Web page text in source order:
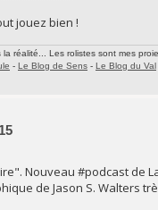
jouez bien !
réalité... Les rolistes sont mes
- Le Blog de Sens - Le Blog du Val
Nouveau #podcast de
de Jason S. Walters